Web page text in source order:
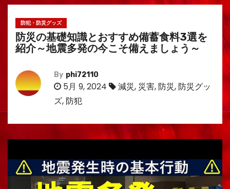
防犯・防災グッズ
防災の基礎知識とおすすめ備蓄食料3選を
紹介～地震多発の今こそ備えましょう～
By phi72110
5月 9, 2024 減災, 災害, 防災, 防災グッ
ズ, 防犯